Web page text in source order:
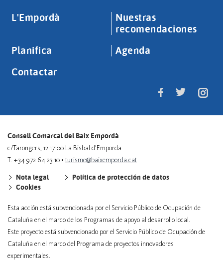
L'Empordà
Nuestras
recomendaciones
Planifica
Agenda
Contactar
Consell Comarcal del Baix Empordà
c/Tarongers, 12 17100 La Bisbal d'Emporda
T. +34 972 64 23 10 • turisme@baixemporda.cat
Nota legal
Política de protección de datos
Cookies
Esta acción está subvencionada por el Servicio Público de Ocupación de
Cataluña en el marco de los Programas de apoyo al desarrollo local.
Este proyecto está subvencionado por el Servicio Público de Ocupación de
Cataluña en el marco del Programa de proyectos innovadores
experimentales.